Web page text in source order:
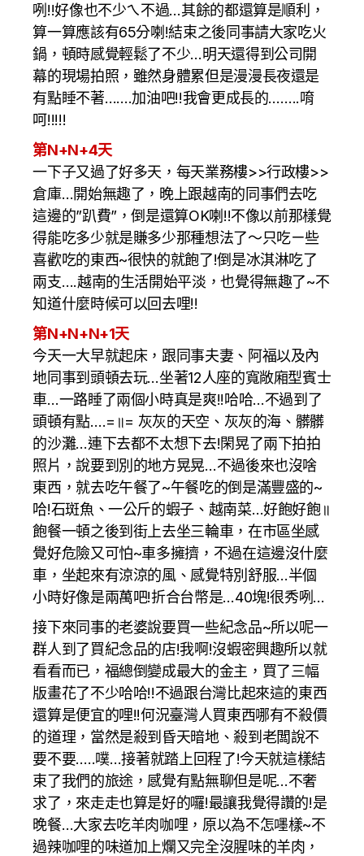
咧!!好像也不少ㄟ不過…其餘的都還算是順利，
算一算應該有65分喇!結束之後同事請大家吃火
鍋，頓時感覺輕鬆了不少…明天還得到公司開
幕的現場拍照，雖然身體累但是漫漫長夜還是
有點睡不著…….加油吧!!我會更成長的……..唷
呵!!!!!
第N+N+4天
一下子又過了好多天，每天業務樓>>行政樓>>
倉庫…開始無趣了，晚上跟越南的同事們去吃
這邊的”趴費”，倒是還算OK喇!!不像以前那樣覺
得能吃多少就是賺多少那種想法了～只吃ㄧ些
喜歡吃的東西~很快的就飽了!倒是冰淇淋吃了
兩支….越南的生活開始平淡，也覺得無趣了~不
知道什麼時候可以回去哩!!
第N+N+N+1天
今天一大早就起床，跟同事夫妻、阿福以及內
地同事到頭頓去玩…坐著12人座的寬敞廂型賓士
車…一路睡了兩個小時真是爽!!哈哈…不過到了
頭頓有點….=॥= 灰灰的天空、灰灰的海、髒髒
的沙灘…連下去都不太想下去!閑晃了兩下拍拍
照片，說要到別的地方晃晃…不過後來也沒啥
東西，就去吃午餐了~午餐吃的倒是滿豐盛的~
哈!石斑魚、一公斤的蝦子、越南菜…好飽好飽॥
飽餐一頓之後到街上去坐三輪車，在市區坐感
覺好危險又可怕~車多擁擠，不過在這邊沒什麼
車，坐起來有涼涼的風、感覺特別舒服…半個
小時好像是兩萬吧!折合台幣是…40塊!很秀咧…
接下來同事的老婆說要買一些紀念品~所以呢一
群人到了買紀念品的店!我啊!沒蝦密興趣所以就
看看而已，福總倒變成最大的金主，買了三幅
版畫花了不少哈哈!!不過跟台灣比起來這的東西
還算是便宜的哩!!何況臺灣人買東西哪有不殺價
的道理，當然是殺到昏天暗地、殺到老闆說不
要不要…..噗…接著就踏上回程了!今天就這樣結
束了我們的旅途，感覺有點無聊但是呢…不奢
求了，來走走也算是好的囉!最讓我覺得讚的!是
晚餐…大家去吃羊肉咖哩，原以為不怎嚜樣~不
過辣咖哩的味道加上爛又完全沒腥味的羊肉，